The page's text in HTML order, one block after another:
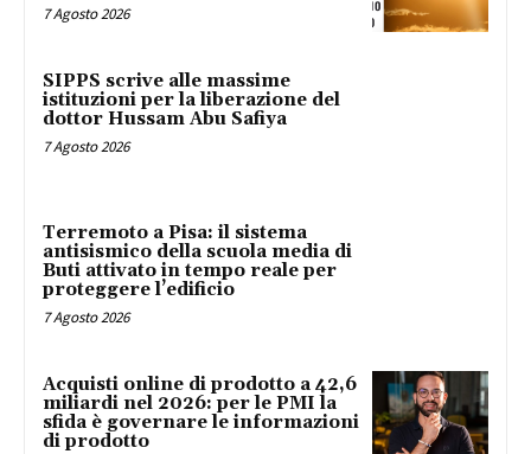
7 Agosto 2026
SIPPS scrive alle massime
istituzioni per la liberazione del
dottor Hussam Abu Safiya
7 Agosto 2026
Terremoto a Pisa: il sistema
antisismico della scuola media di
Buti attivato in tempo reale per
proteggere l’edificio
7 Agosto 2026
Acquisti online di prodotto a 42,6
miliardi nel 2026: per le PMI la
sfida è governare le informazioni
di prodotto